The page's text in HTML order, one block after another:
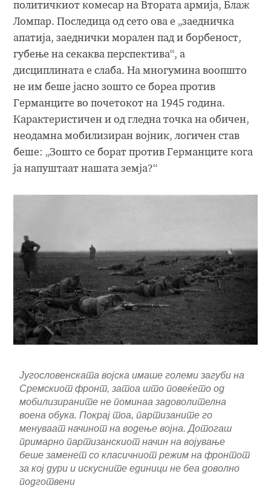
политичкиот комесар на Втората армија, Блаж
Ломпар. Последица од сето ова е „заедничка
апатија, заеднички морален пад и борбеност,
губење на секаква перспектива“, а
дисциплината е слаба. На многумина воопшто
не им беше јасно зошто се бореа против
Германците во почетокот на 1945 година.
Карактеристичен и од гледна точка на обичен,
неодамна мобилизиран војник, логичен став
беше: „Зошто се борат против Германците кога
ја напуштаат нашата земја?“
Југословенската војска имаше големи загуби на
Сремскиот фронт, затоа што повеќето од
мобилизираните не поминаа задоволителна
воена обука. Покрај тоа, партизаните го
менуваат начинот на водење војна. Дотогаш
примарно партизанскиот начин на војување
беше заменет со класичниот режим на фронтот
за кој дури и искусните единици не беа доволно
подготвени